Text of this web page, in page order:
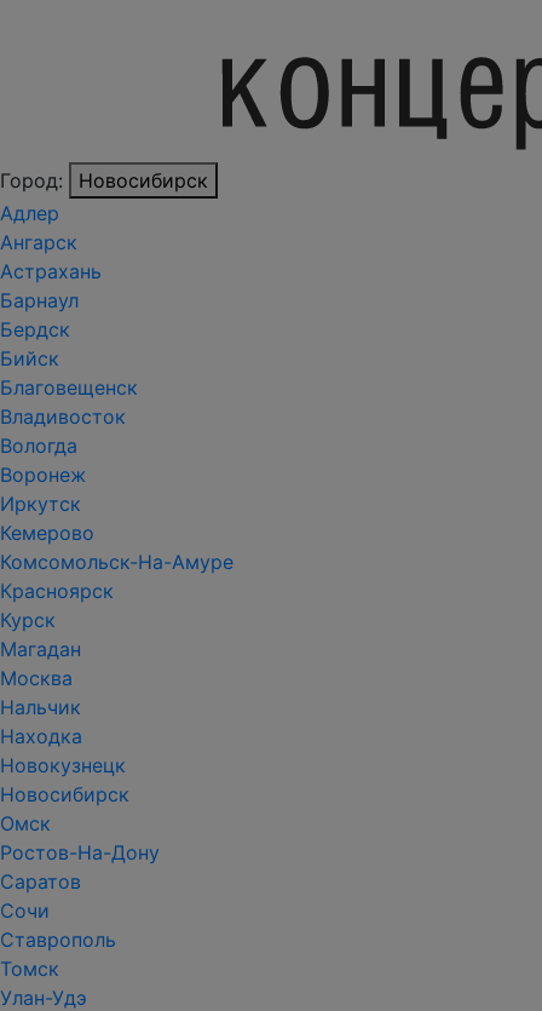
Город:
Новосибирск
Адлер
Ангарск
Астрахань
Барнаул
Бердск
Бийск
Благовещенск
Владивосток
Вологда
Воронеж
Иркутск
Кемерово
Комсомольск-На-Амуре
Красноярск
Курск
Магадан
Москва
Нальчик
Находка
Новокузнецк
Новосибирск
Омск
Ростов-На-Дону
Саратов
Сочи
Ставрополь
Томск
Улан-Удэ